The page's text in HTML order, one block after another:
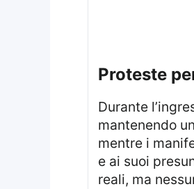
proteste
Durante l’ingresso al servizio, la famiglia reale è passata davanti ai manifestanti senza dare segnali di attenzione,
mantenendo
mentre i
e ai suoi
reali, ma